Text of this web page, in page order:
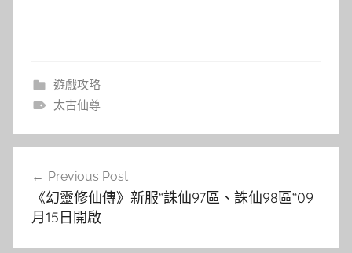
遊戲攻略
太古仙尊
導
覽
Previous Post
《幻靈修仙傳》新服“誅仙97區、誅仙98區“09
月15日開啟